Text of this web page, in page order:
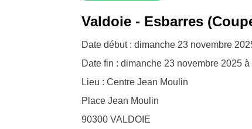
Valdoie - Esbarres
Date début : dimanche 23 novembre
Date fin : dimanche 23 novembre 2025 à
Lieu : Centre Jean Moulin
Place Jean Moulin
90300 VALDOIE